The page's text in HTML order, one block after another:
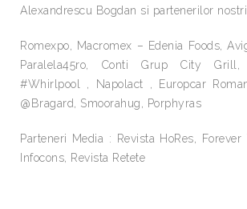
Alexandrescu Bogdan​ si partenerilor
Romexpo, Macromex – Edenia Foods​,
Paralela45ro​, Conti Grup​ City Grill​,
#Whirlpool , Napolact​ , Europcar
@Bragard, Smoorahug​, Porphyras​
Parteneri Media : Revista HoRes, Forever
Infocons, Revista Retete